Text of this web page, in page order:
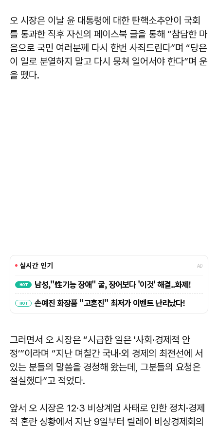
오 시장은 이날 윤 대통령에 대한 탄핵소추안이 국회
를 통과한 직후 자신의 페이스북 글을 통해 “참담한 마
음으로 국민 여러분께 다시 한번 사죄드린다”며 “당은
이 일로 분열하지 말고 다시 뭉쳐 일어서야 한다”며 운
을 뗐다.
그러면서 오 시장은 “시급한 일은 '사회·경제적 안
정’”이라며 “지난 며칠간 국내·외 경제의 최전선에 서
있는 분들의 말씀을 경청해 왔는데, 그분들의 요청은
절실했다”고 적었다.
앞서 오 시장은 12·3 비상계엄 사태로 인한 정치·경제
적 혼란 상황에서 지난 9일부터 릴레이 비상경제회의